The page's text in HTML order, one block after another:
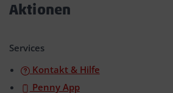
Aktionen
Services
Kontakt & Hilfe
Penny App